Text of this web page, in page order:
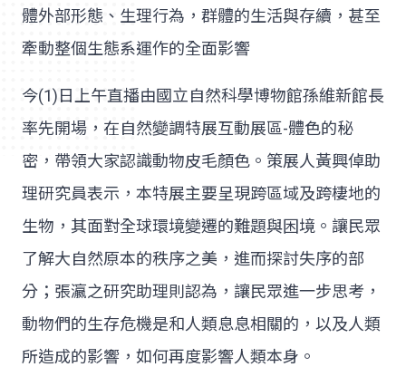
體外部形態、生理行為，群體的生活與存續，甚至
牽動整個生態系運作的全面影響
今(1)日上午直播由國立自然科學博物館孫維新館長
率先開場，在自然變調特展互動展區-體色的秘
密，帶領大家認識動物皮毛顏色。策展人黃興倬助
理研究員表示，本特展主要呈現跨區域及跨棲地的
生物，其面對全球環境變遷的難題與困境。讓民眾
了解大自然原本的秩序之美，進而探討失序的部
分；張瀛之研究助理則認為，讓民眾進一步思考，
動物們的生存危機是和人類息息相關的，以及人類
所造成的影響，如何再度影響人類本身。